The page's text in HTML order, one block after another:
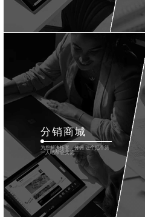
分销商城
为您解决拓客，分佣 让个把个第
一人吧帮您卖货